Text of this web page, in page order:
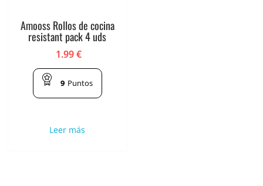
Amooss Rollos de cocina
resistant pack 4 uds
1.99€
9 Puntos
Leer más